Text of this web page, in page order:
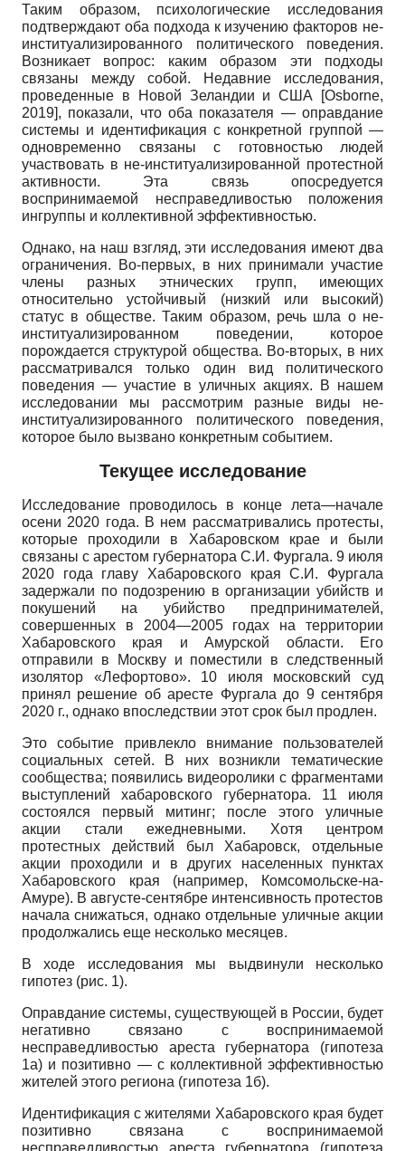
Таким образом, психологические исследования
подтверждают оба подхода к изучению факторов не-
институализированного политического поведения.
Возникает вопрос: каким образом эти подходы
связаны между собой. Недавние исследования,
проведенные в Новой Зеландии и США
[Osborne,
2019], показали, что оба показателя — оправдание
системы и идентификация с конкретной группой —
одновременно связаны с готовностью людей
участвовать в не-институализированной протестной
активности. Эта связь опосредуется
воспринимаемой несправедливостью положения
ингруппы и коллективной эффективностью.
Однако, на наш взгляд, эти исследования имеют два
ограничения. Во-первых, в них принимали участие
члены разных этнических групп, имеющих
относительно устойчивый (низкий или высокий)
статус в обществе. Таким образом, речь шла о не-
институализированном поведении, которое
порождается структурой общества. Во-вторых, в них
рассматривался только один вид политического
поведения — участие в уличных акциях. В нашем
исследовании мы рассмотрим разные виды не-
институализированного политического поведения,
которое было вызвано конкретным событием.
Текущее исследование
Исследование проводилось в конце лета—начале
осени 2020 года. В нем рассматривались протесты,
которые проходили в Хабаровском крае и были
связаны с арестом губернатора С.И. Фургала. 9 июля
2020 года главу Хабаровского края С.И. Фургала
задержали по подозрению в организации убийств и
покушений на убийство предпринимателей,
совершенных в 2004—2005 годах на территории
Хабаровского края и Амурской области. Его
отправили в Москву и поместили в следственный
изолятор «Лефор­тово». 10 июля московский суд
принял решение об аресте Фургала до 9 сентября
2020 г., однако впоследствии этот срок был продлен.
Это событие привлекло внимание пользователей
социальных сетей. В них возникли тематические
сообщества; появились видеоролики с фрагментами
выступлений хабаровского губернатора. 11 июля
состоялся первый митинг; после этого уличные
акции стали ежедневными. Хотя центром
протестных действий был Хабаровск, отдельные
акции проходили и в других населенных пунктах
Хабаровского края (например, Комсомольске-на-
Амуре). В августе-сентябре интенсивность протестов
начала снижаться, однако отдельные уличные акции
продолжались еще несколько месяцев.
В ходе исследования мы выдвинули несколько
гипотез (рис. 1).
Оправдание системы, существующей в России, будет
негативно связано с воспринимаемой
несправедливостью ареста губернатора (гипотеза
1а) и позитивно — с коллективной эффективностью
жителей этого региона (гипотеза 1б).
Идентификация с жителями Хабаровского края будет
позитивно связана с воспринимаемой
несправедливостью ареста губернатора (гипотеза